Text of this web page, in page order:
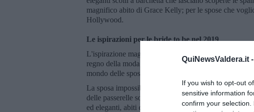
QuiNewsValdera.it -
If you wish to opt-out
sensitive information
confirm your
magnifico abito di Grace Kelly; per le spose che
Hollywood.
Le ispirazioni per le bride to be nel 2019
L'ispirazione maggiore per le future spose, arriva
regno della moda, dove gli stilisti dei brand di lusso
mondo delle spose.
La sposa impossibile di questi grandi marchi
delle passerelle sono quelli più desiderati e copiati
ed eleganti, abiti d'altri tempi estremamente